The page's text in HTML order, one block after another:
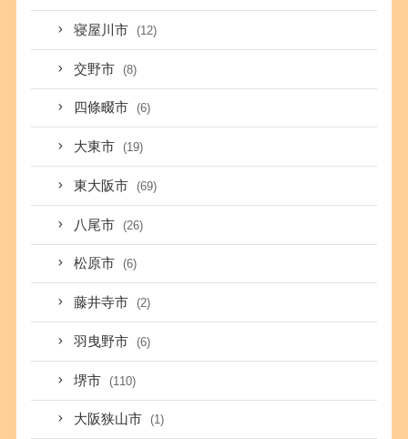
寝屋川市 (12)
交野市 (8)
四條畷市 (6)
大東市 (19)
東大阪市 (69)
八尾市 (26)
松原市 (6)
藤井寺市 (2)
羽曳野市 (6)
堺市 (110)
大阪狭山市 (1)